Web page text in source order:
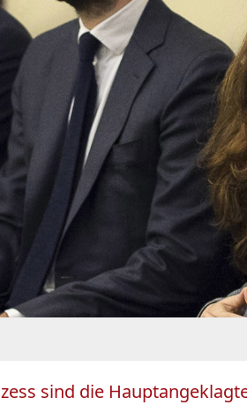
sind die